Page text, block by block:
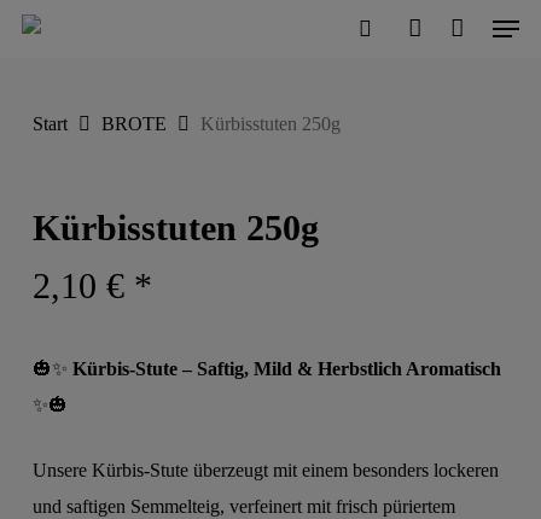
Skip
content
Menu
Start BROTE Kürbisstuten 250g
Kürbisstuten 250g
2,10 € *
🎃✨ Kürbis-Stute – Saftig, Mild & Herbstlich Aromatisch
✨🎃
Unsere Kürbis-Stute überzeugt mit einem besonders lockeren
und saftigen Semmelteig, verfeinert mit frisch püriertem